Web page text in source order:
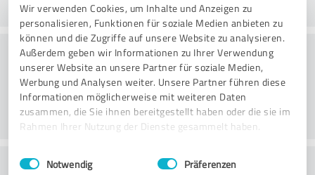
Wir verwenden Cookies, um Inhalte und Anzeigen zu
personalisieren, Funktionen für soziale Medien anbieten zu
können und die Zugriffe auf unsere Website zu analysieren.
Außerdem geben wir Informationen zu Ihrer Verwendung
unserer Website an unsere Partner für soziale Medien,
Werbung und Analysen weiter. Unsere Partner führen diese
Informationen möglicherweise mit weiteren Daten
zusammen, die Sie ihnen bereitgestellt haben oder die sie im
Rahmen Ihrer Nutzung der Dienste gesammelt haben.
Impressum Datenschutzbestimmungen
Einwilligungsauswahl
Notwendig Präferenzen
Kalite
Müşteri Hizmetleri